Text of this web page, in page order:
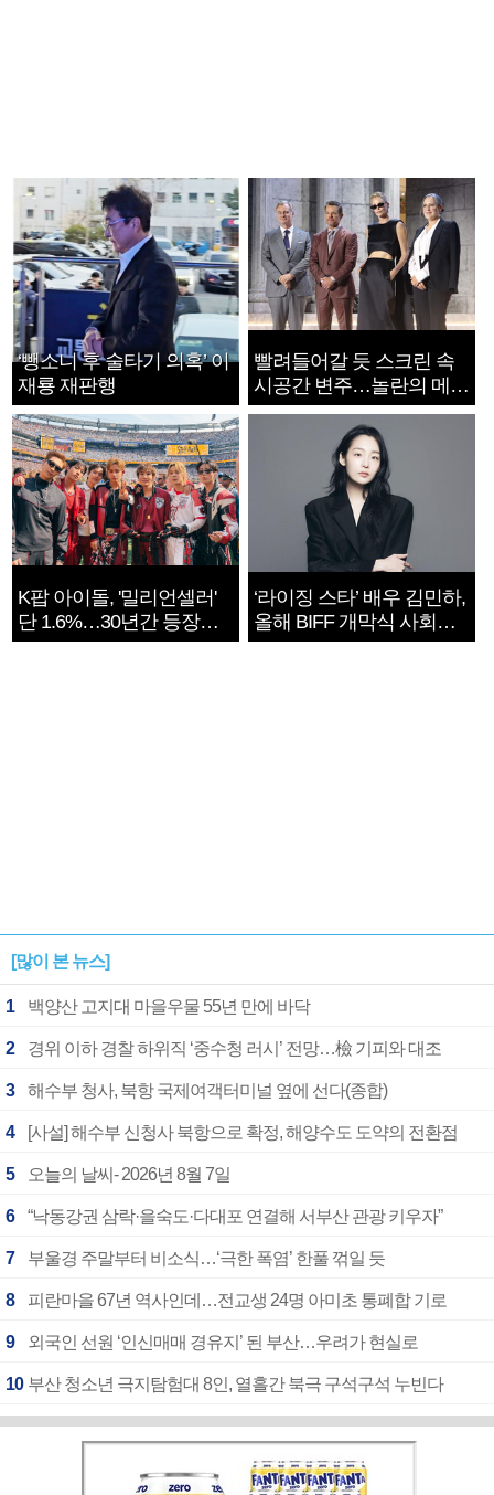
‘뺑소니 후 술타기 의혹’ 이
재룡 재판행
빨려들어갈 듯 스크린 속
시공간 변주…놀란의 메시
지는 ‘전쟁 속죄’
K팝 아이돌, '밀리언셀러'
단 1.6%…30년간 등장
1182개팀 전수조사
‘라이징 스타’ 배우 김민하,
올해 BIFF 개막식 사회자
확정
[많이 본 뉴스]
1 백양산 고지대 마을우물 55년 만에 바닥
2 경위 이하 경찰 하위직 ‘중수청 러시’ 전망…檢 기피와 대조
3 해수부 청사, 북항 국제여객터미널 옆에 선다(종합)
4 [사설] 해수부 신청사 북항으로 확정, 해양수도 도약의 전환점
5 오늘의 날씨- 2026년 8월 7일
6 “낙동강권 삼락·을숙도·다대포 연결해 서부산 관광 키우자”
7 부울경 주말부터 비소식…‘극한 폭염’ 한풀 꺾일 듯
8 피란마을 67년 역사인데…전교생 24명 아미초 통폐합 기로
9 외국인 선원 ‘인신매매 경유지’ 된 부산…우려가 현실로
10 부산 청소년 극지탐험대 8인, 열흘간 북극 구석구석 누빈다